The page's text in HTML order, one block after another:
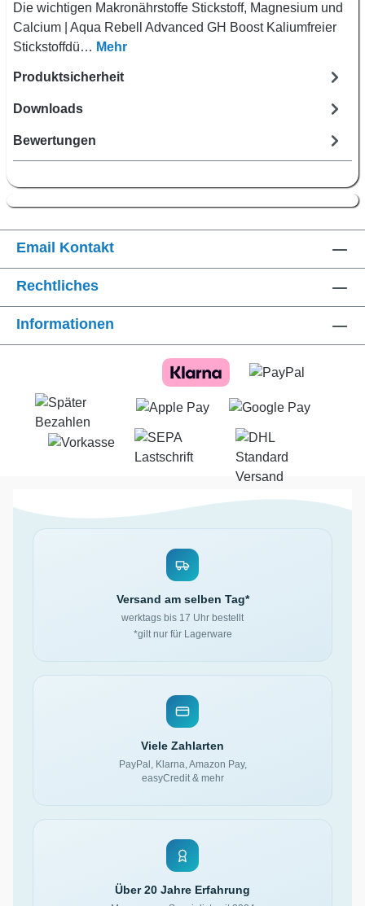
Die wichtigen Makronährstoffe Stickstoff, Magnesium und
Calcium | Aqua Rebell Advanced GH Boost Kaliumfreier
Stickstoffdü… Mehr
Produktsicherheit
Downloads
Bewertungen
Email Kontakt
Rechtliches
Informationen
Versand am selben Tag*
werktags bis 17 Uhr bestellt
*gilt nur für Lagerware
Viele Zahlarten
PayPal, Klarna, Amazon Pay,
easyCredit & mehr
Über 20 Jahre Erfahrung